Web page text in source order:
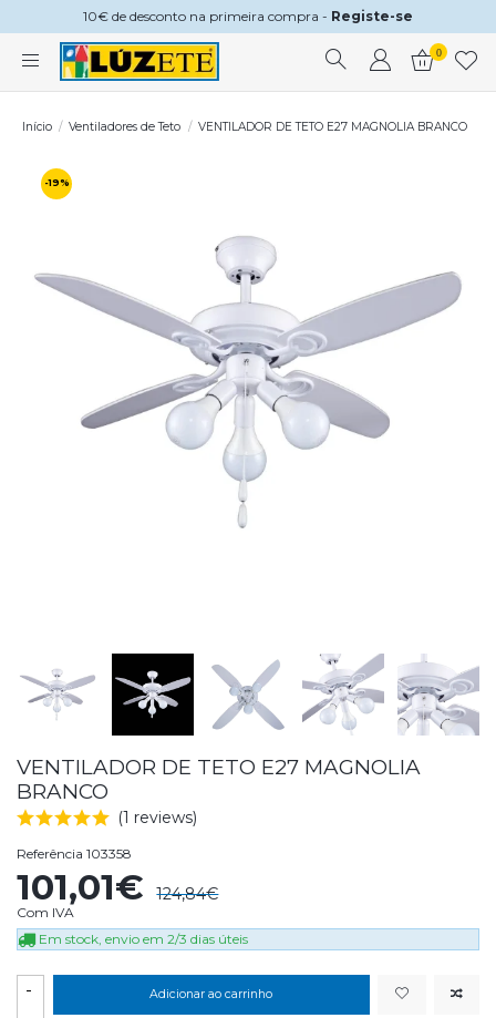
10€ de desconto na primeira compra - Registe-se
0
Início Ventiladores de Teto VENTILADOR DE TETO E27 MAGNOLIA BRANCO
-19%
VENTILADOR DE TETO E27 MAGNOLIA
BRANCO
(1 reviews)
Referência 103358
101,01€ 124,84€
Com IVA
Em stock, envio em 2/3 dias úteis
- Adicionar ao carrinho